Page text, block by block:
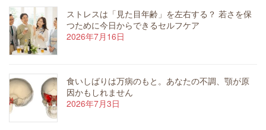
ストレスは「見た目年齢」を左右する？ 若さを保
つために今日からできるセルフケア
2026年7月16日
食いしばりは万病のもと。あなたの不調、顎が原
因かもしれません
2026年7月3日